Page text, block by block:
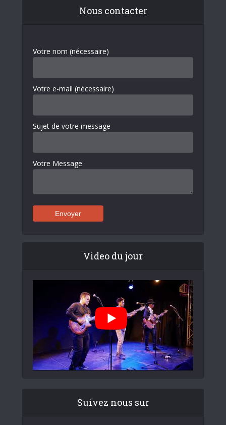
Nous contacter
Votre nom (nécessaire)
Votre e-mail (nécessaire)
Sujet de votre message
Votre Message
Video du jour
Suivez nous sur